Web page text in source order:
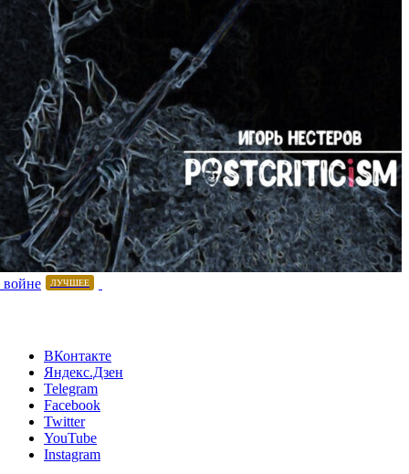
ЛУЧШЕЕ
ВКонтакте
Яндекс.Дзен
Telegram
Facebook
Twitter
YouTube
Instagram